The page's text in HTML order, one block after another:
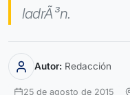
ladrÃ³n.
Autor: Redacción
25 de agosto de 2015